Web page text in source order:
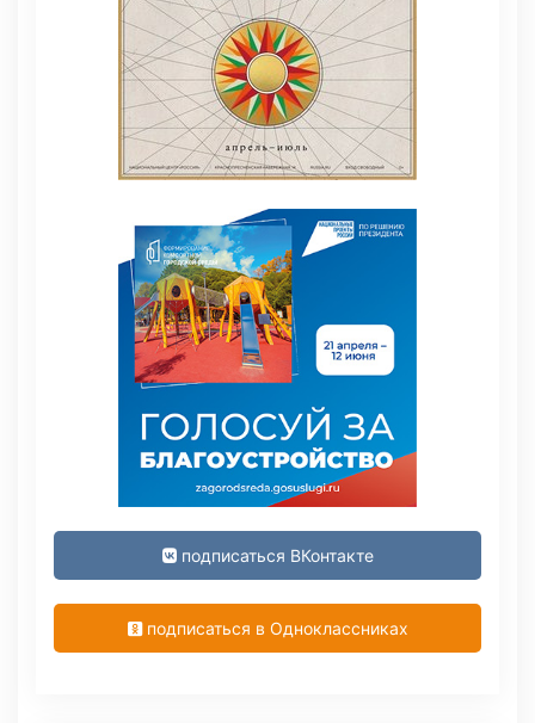
подписаться ВКонтакте
подписаться в Одноклассниках